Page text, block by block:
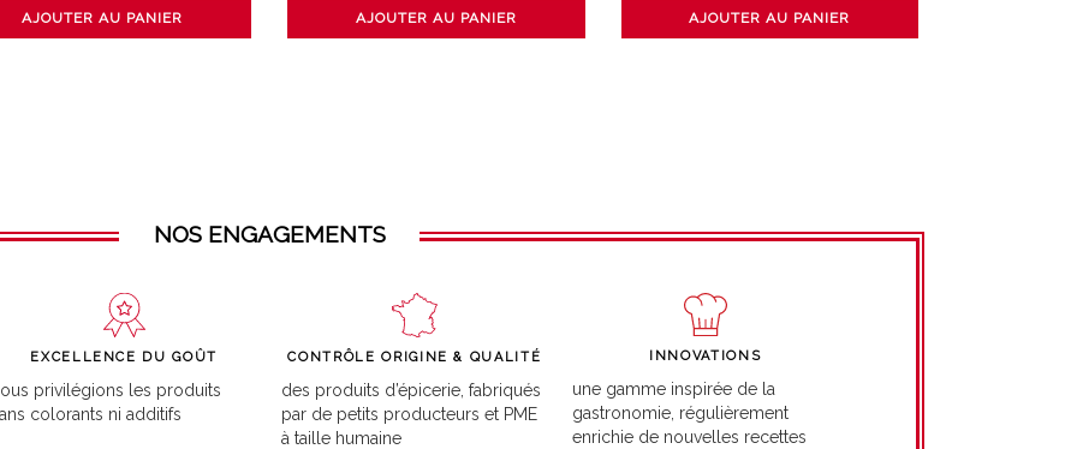
AJOUTER AU PANIER AJOUTER AU PANIER AJOUTER AU PANIER
NOS ENGAGEMENTS
EXCELLENCE DU GOÛT
privilégions les produits
colorants ni additifs
CONTRÔLE ORIGINE & QUALITÉ
des produits d’épicerie, fabriqués
par de petits producteurs et PME
à taille humaine
INNOVATIONS
une gamme inspirée de la
gastronomie, régulièrement
enrichie de nouvelles recettes